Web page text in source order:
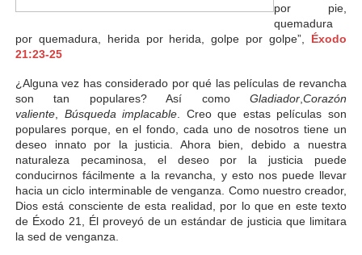
por pie,
quemadura
por quemadura, herida por herida, golpe por golpe”, Éxodo
21:23-25
¿Alguna vez has considerado por qué las películas de revancha
son tan populares? Así comoGladiador ,Corazón
valiente, Búsqueda implacable . Creo que estas películas son
populares porque, en el fondo, cada uno de nosotros tiene un
deseo innato por la justicia. Ahora bien, debido a nuestra
naturaleza pecaminosa, el deseo por la justicia puede
conducirnos fácilmente a la revancha, y esto nos puede llevar
hacia un ciclo interminable de venganza. Como nuestro creador,
Dios está consciente de esta realidad, por lo que en este texto
de Éxodo 21, Él proveyó de un estándar de justicia que limitara
la sed de venganza.